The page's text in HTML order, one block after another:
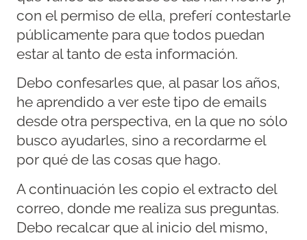
con el permiso de ella, preferí contestarle
públicamente para que todos puedan
estar al tanto de esta información.
Debo confesarles que, al pasar los años,
he aprendido a ver este tipo de emails
desde otra perspectiva, en la que no sólo
busco ayudarles, sino a recordarme el
por qué de las cosas que hago.
A continuación les copio el extracto del
correo, donde me realiza sus preguntas.
Debo recalcar que al inicio del mismo,